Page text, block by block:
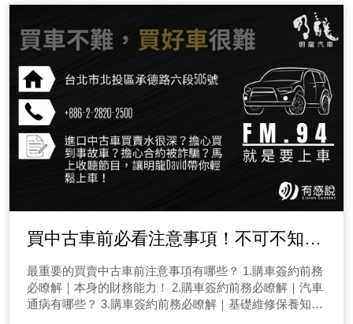
能保護他們的腳部健康和發育！本集就讓物理治療師「阿
澤和老鄭」來替各位聽眾們守關，教大家如何挑選小朋友
鞋子，才不會造成足部傷害，跟著節目讓身體不卡關，收
聽卡關實驗室幫各位聽眾們解析身體問題，快點選收聽節
目！ 二十四、EP24想要練出蜜桃臀，先明白什麼是臀
肌失憶症！ 今天的節目我們來聊眾多女性的夢想身材蜜
桃臀，但妳知道嗎？若妳不幸罹患了臀肌失憶症，那想練
出漂亮的蜜桃臀根本是難上加難，本次卡關實驗室就邀請
「物理治療師 哈比」來到節目中聊一聊，什麼是臀肌失憶
症！！快點選收聽節目！ 二十五、EP25減重就能擁有
好身材？物理治療師告訴你，體態雕塑才是關鍵！ 今天
減重的有好身材，體態雕塑才是關鍵，本節目中聊一聊，
體態雕塑的關鍵！！快點選收聽節目！ 二十六、EP26
每逢下雨就天氣痛該怎麼辦？聽完擺脫肌肉關節痠痛、膝
蓋痛、舊傷疼痛！ 今天的節目我們來聊每逢下雨就天氣
痛該怎麼辦？聽完擺脫肌肉關節痠痛、膝蓋痛、舊傷疼
痛！本集就讓物理治療師「阿澤和老鄭」來替各位聽眾們
貼的舉動不一定是真的體貼，真的千萬不要亂丟球。 很
多事情都要循序漸進，慢慢的釋出。不要一股腦的被小頭
控制，做出太over的舉動。親密接觸要怎麼碰觸，也是很
重要喔！記住不是你想摸就摸，想碰就碰啊啊啊！那女生
給你暗示了，也要懂得get到她，不然你的性福可能就要白
白溜走了～ EP15你的約砲小老師上線囉～我要成為約炮
王！ft.Nymphoo 這集請來重量級來賓，來賓自我介紹完
田中跟小萱就被圈粉了。好威好威！先分享多年電愛經驗
談，遇過怎樣印象深刻的人。有些真的是刷新我們的三觀
經營的，真的不是開門見山就問約不約啊！想要知道如何
約得好約得巧，這集千萬千萬不要錯過！或許下個約炮王
就是你！
生製劑等來達到止痛的效果，而復健科的醫師正好能提供
這樣子的治療。 有聽眾朋友聽之前節目提到過跑者膝，
不少人也常常跑步，也有類似的狀況，但只要暖身過後這
種狀況就會消失，我想詢問這樣我還有需要看復健科嗎？
另外，我想知道暖身該怎麼做才正確？暖身應該要做多久
呢？ →點此收聽節目EP04← 關於運動前暖身到底該怎
麼做？ 夏天肌肉、肌腱血液循環會較好也因此不少熱愛跑
步的朋友們可能會忽略了運動前暖身，甚至把簡單的小
跑、膝蓋腳踝扭一扭就當作暖身了，接著就開始快速奔
跑，在這種熱身不足的情形下，讓平常肌肉處於安靜的狀
態，突然過渡至正式運動時緊張的肌肉活動狀態，就有機
會造成肌肉、肌鍵、或韌帶等的撕裂及創傷。正式運動前
先做熱身運動，就能夠提高中樞神經的興奮，從而增強身
體各器官及系統的活動能力。 那冬天人體肌肉、肌腱血
液循環比較差，外加上天氣冷使血管更容易收縮，導致氧
氣、營養供應不易，組織和關節都比較僵硬，這時如果馬
上就去運動，那就更容易會發生肌肉肌腱拉傷或扭傷。
若你曾經有過熱身不足受傷的狀況，建議您可以來適康復
健科做檢查！通常我們會先詢問病人曾經受傷的地方，然
的情況可以對應哪一種護眼營養素，今天我們要探討更細
節的護眼保健，以及Eunice作為一個產品研發專業營養師
是怎麼看市售百百種的護眼保健食品！ EP11魚油研發秘
辛，魚油保健品該怎麼挑？ 魚油遇光、遇熱、遇空氣、潮
濕都會加速它的變質，所以現在蠻多廠商其實都會在魚油
膠囊裡面添加維生素E作為脂溶性的抗氧化劑，如果大家
看外包裝成分沒看到的話，可以看一下有沒有生育醇，括
弧抗氧化劑，這個就是維生素E！想知道更多資訊，歡迎
點圖片收聽！ EP12小朋友的點心營養如何挑選呢？ 今
天要聊的主題相信爸媽們一定非常有感，那就是小朋友放
學回家後常常喊著肚子餓、要吃點心，但是如果讓他們吃
了點心，晚餐時間又會吃不下飯，到底該怎麼辦呢？今天
我們邀請到了Eunice營養師一起來聊聊這個問題。想知道
更多資訊，歡迎點圖片收聽！ EP13營養師破解常見的飲
吃飯還是煮飯的時候都會遇到一些令人疑問的問題，像是
有些食材發芽了還可以吃嗎？或是你吃下肚的東西能夠真
的補充到你想要的營養嗎？又或者是有些食物吃了真的會
用錯方法是一個重點，但真正的原因是我不相信我自己能
夠做到，所以我陷入了反覆循環，你也有曾經失敗過嗎？
你一定要收聽本集節目！讓我們一起創造人生~ EP04在
解減重的基礎知識有哪些？(前往收聽) 在Cherrie經歷了
N次的減重失敗後，照理說應該放棄了吧！那我又為了什
麼重新踏上減重之路呢？本集節目會跟你聊我在減重上的
心路歷程！本節目僅供知識參考，更多正確體態管理知
識、飲食用藥方針，請一定要洽詢專業醫藥人士唷！現在
就點選標題，開始收聽節目吧！ EP05想減重先安心，從
雕塑外在的過程中，我是如何成為一位療癒師的呢？(前往
路，並且給自己一個刻板印象，我就是胖子，我在別人的
眼中不值得美麗，你也曾經有這樣的想法嗎？當你沒辦法
直面自己的內心，你的減重之路則無法堅持下去！相信自
你勇闖不一樣的人生！本集節目會跟你聊聊我是如何成為
希塔療癒師的！那希塔療癒是什麼呢？是如何改變內心，
進而幫你完成目標的呢？ EP06透過希塔療癒幫妳擺脫惡
性 你在市場上、產業上的獨特性是什麼，能否透過各種角
度詮釋、灌輸呢？ (三)如何經營生活 你創造了什麼樣的生
的資訊嗎？在第二集的節目，我們就會來跟你聊一聊，如
何讓Podcast節目吸引聽眾固定收聽？請一定要點選旁邊
收聽唷！ (點此前往收聽節目) 《→EP02節目#求解解#求
說說 留言板》 備註｜每個禮拜五會在有感筆記更新留言
板唷！ 三、Podcast怎麼做？Podcaster要怎麼接到業配
呢？ 在第三集節目我們來教大家如何能在經營初期就能接
到業配，另外，什麼樣的業配才能吸引聽眾而不會有廣告
的排斥感呢？接業配是需要一個時間性的，大家可以參考
以下步驟： (一)嘗試開箱體驗 先能有作品很重要！鎖定
驗。 (二)主動洽詢品牌 有了開箱內容、作品後，主動整理
會，互惠也沒關係！ (三)讓廣代好提案 有了品牌端的合作
資訊，接著就能整理好作品，寄給廣告公司，跟他們說如
何把你的提案賣給品牌商，其實真的很難一開始經營就馬
閉上眼休息後還是沒有感覺到舒緩嗎？常常有因眼睛充
血、乾癢、發炎紅腫不舒服的經驗嗎？就讓OK-GIRL來解
析！ 一、找出眼睛疲勞原因： 首先關於第一點導致眼
戲、盯著電腦、滑手機，持續長時間的使用眼睛，且沒有
足夠的睡眠與休息，就容易導致眼睛視神經損傷及眼睛睫
狀肌疲勞，其實在醫學上，長時間注視電子3C產品所引起
的眼睛疲勞有個特別的症狀名稱，又叫“電腦視覺綜合
症”， 當我們的眼球長時間近距離的聚焦在小的螢幕上，
造成調節焦距的睫狀肌的時常處於緊繃的狀態，而感到眼
睛疲勞酸澀，再加上長時間未眨眼造成眼睛乾澀，都是常
且3C產品散發的藍光，長時間下來更有可能會引起白內障
水晶體混濁導致白內障，當眼壓過高壓迫到視神經就會導
致青光眼，當眼睛睫狀肌疲勞，視網膜血循環不佳，就會
使營養無法到達眼睛，大量自由基長期累績在眼部，都會
買中古車前必看注意事項！不可不知的
進口二手車買賣契約陷阱
最重要的買賣中古車前注意事項有哪些？ 1.購車簽約前務
必瞭解｜本身的財務能力！ 2.購車簽約前務必瞭解｜汽車
通病有哪些？ 3.購車簽約前務必瞭解｜基礎維修保養知